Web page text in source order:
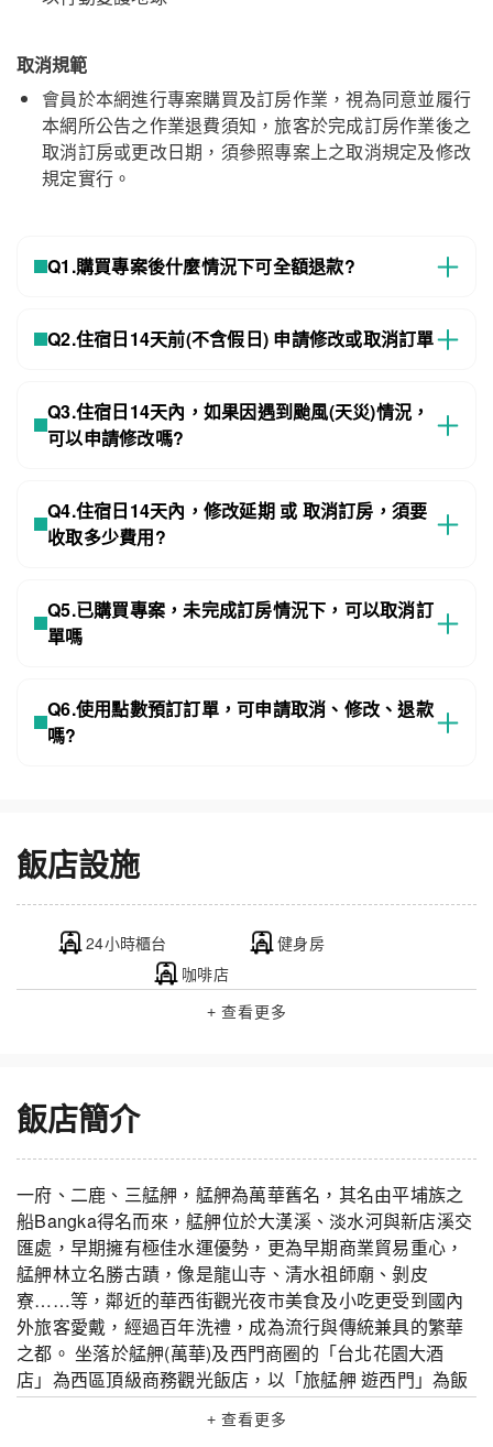
取消規範
會員於本網進行專案購買及訂房作業，視為同意並履行
本網所公告之作業退費須知，旅客於完成訂房作業後之
取消訂房或更改日期，須參照專案上之取消規定及修改
規定實行。
Q1.購買專案後什麼情況下可全額退款?
Q2.住宿日14天前(不含假日) 申請修改或取消訂單
Q3.住宿日14天內，如果因遇到颱風(天災)情況，
可以申請修改嗎?
Q4.住宿日14天內，修改延期 或 取消訂房，須要
收取多少費用?
Q5.已購買專案，未完成訂房情況下，可以取消訂
單嗎
Q6.使用點數預訂訂單，可申請取消、修改、退款
嗎?
飯店設施
24小時櫃台
健身房
咖啡店
+ 查看更多
飯店簡介
一府、二鹿、三艋舺，艋舺為萬華舊名，其名由平埔族之
船Bangka得名而來，艋舺位於大漢溪、淡水河與新店溪交
匯處，早期擁有極佳水運優勢，更為早期商業貿易重心，
艋舺林立名勝古蹟，像是龍山寺、清水祖師廟、剝皮
寮……等，鄰近的華西街觀光夜市美食及小吃更受到國內
外旅客愛戴，經過百年洗禮，成為流行與傳統兼具的繁華
之都。 坐落於艋舺(萬華)及西門商圈的「台北花園大酒
店」為西區頂級商務觀光飯店，以「旅艋舺 遊西門」為飯
店主題，並結合在地Bangka船舟語彙，藉由設計手法交織
出熱情及文化涵蘊。 台北花園大酒店擁有241間舒適的客
+ 查看更多
台北花園酒店 關閉